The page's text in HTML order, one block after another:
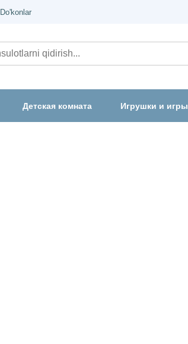
Do'konlar
Детская комната Игрушки и игры